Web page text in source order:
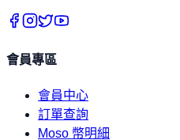
會員專區
會員中心
訂單查詢
Moso 幣明細